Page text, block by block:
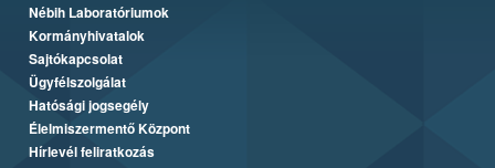
Nébih Laboratóriumok
Kormányhivatalok
Sajtókapcsolat
Ügyfélszolgálat
Hatósági jogsegély
Élelmiszermentő Központ
Hírlevél feliratkozás